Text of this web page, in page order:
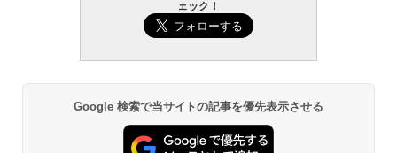
ェック！
Google 検索で当サイトの記事を優先表示させる